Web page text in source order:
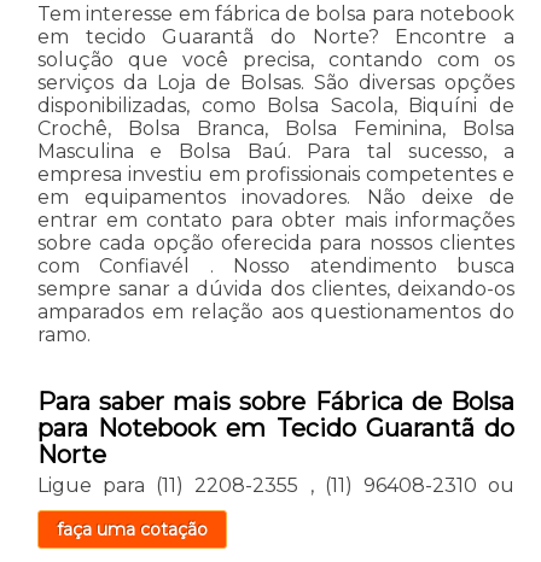
Tem interesse em fábrica de bolsa para notebook
em tecido Guarantã do Norte? Encontre a
solução que você precisa, contando com os
serviços da Loja de Bolsas. São diversas opções
disponibilizadas, como Bolsa Sacola, Biquíni de
Crochê, Bolsa Branca, Bolsa Feminina, Bolsa
Masculina e Bolsa Baú. Para tal sucesso, a
empresa investiu em profissionais competentes e
em equipamentos inovadores. Não deixe de
entrar em contato para obter mais informações
sobre cada opção oferecida para nossos clientes
com Confiavél . Nosso atendimento busca
sempre sanar a dúvida dos clientes, deixando-os
amparados em relação aos questionamentos do
ramo.
Para saber mais sobre Fábrica de Bolsa
para Notebook em Tecido Guarantã do
Norte
Ligue para (11) 2208-2355 , (11) 96408-2310 ou
faça uma cotação